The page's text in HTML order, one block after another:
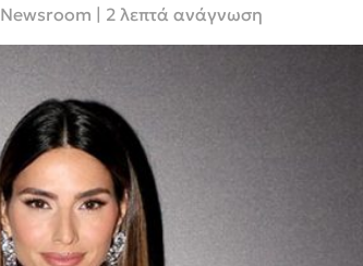
Newsroom | 2 λεπτά ανάγνωση